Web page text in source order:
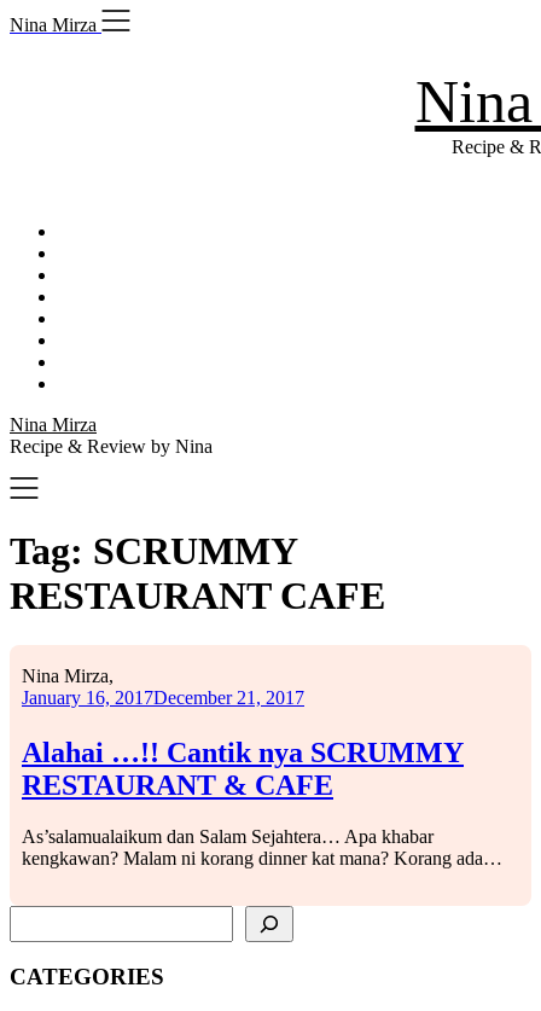
Skip
to
Nina Mirza
Recipe &
Nina Mirza
Recipe & Review by Nina
Tag: SCRUMMY
RESTAURANT CAFE
Alahai …!! Cantik nya SCRUMMY
RESTAURANT & CAFE
Nina Mirza,
January 16, 2017December 21, 2017
As’salamualaikum dan Salam Sejahtera… Apa khabar
kengkawan? Malam ni korang dinner kat mana? Korang ada…
CATEGORIES